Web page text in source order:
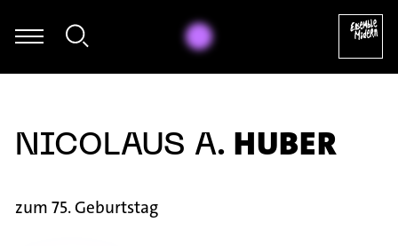
Thomas Mittler - György Ligeti: Hamburgisches Konzert, IV
NICOLAUS A. HUBER
zum 75. Geburtstag